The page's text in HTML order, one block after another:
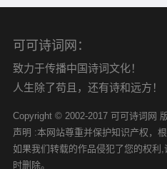
可可诗词网：
致力于传播中国诗词文化！
人生除了苟且，还有诗和远方！
Copyright © 2002-2017 可可诗词网
声明 :本网站尊重并保护知识产权，
如果我们转载的作品侵犯了您的权利
时删除。